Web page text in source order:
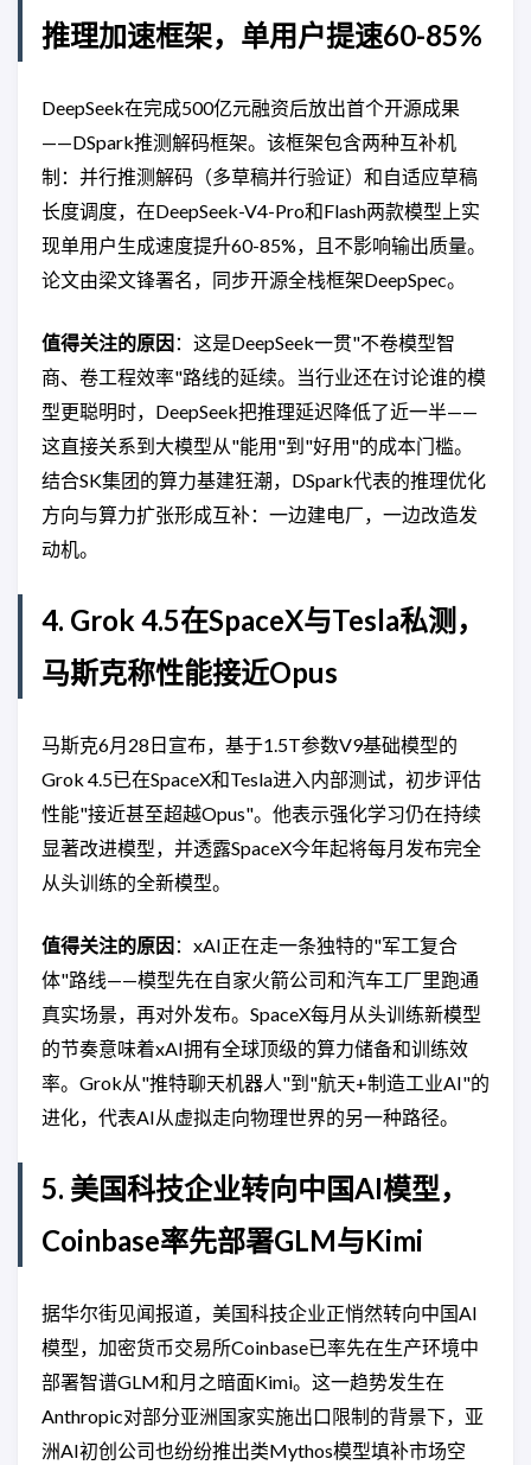
推理加速框架，单用户提速60-85%
DeepSeek在完成500亿元融资后放出首个开源成果
——DSpark推测解码框架。该框架包含两种互补机
制：并行推测解码（多草稿并行验证）和自适应草稿
长度调度，在DeepSeek-V4-Pro和Flash两款模型上实
现单用户生成速度提升60-85%，且不影响输出质量。
论文由梁文锋署名，同步开源全栈框架DeepSpec。
值得关注的原因：这是DeepSeek一贯"不卷模型智
商、卷工程效率"路线的延续。当行业还在讨论谁的模
型更聪明时，DeepSeek把推理延迟降低了近一半——
这直接关系到大模型从"能用"到"好用"的成本门槛。
结合SK集团的算力基建狂潮，DSpark代表的推理优化
方向与算力扩张形成互补：一边建电厂，一边改造发
动机。
4. Grok 4.5在SpaceX与Tesla私测，
马斯克称性能接近Opus
马斯克6月28日宣布，基于1.5T参数V9基础模型的
Grok 4.5已在SpaceX和Tesla进入内部测试，初步评估
性能"接近甚至超越Opus"。他表示强化学习仍在持续
显著改进模型，并透露SpaceX今年起将每月发布完全
从头训练的全新模型。
值得关注的原因：xAI正在走一条独特的"军工复合
体"路线——模型先在自家火箭公司和汽车工厂里跑通
真实场景，再对外发布。SpaceX每月从头训练新模型
的节奏意味着xAI拥有全球顶级的算力储备和训练效
率。Grok从"推特聊天机器人"到"航天+制造工业AI"的
进化，代表AI从虚拟走向物理世界的另一种路径。
5. 美国科技企业转向中国AI模型，
Coinbase率先部署GLM与Kimi
据华尔街见闻报道，美国科技企业正悄然转向中国AI
模型，加密货币交易所Coinbase已率先在生产环境中
部署智谱GLM和月之暗面Kimi。这一趋势发生在
Anthropic对部分亚洲国家实施出口限制的背景下，亚
洲AI初创公司也纷纷推出类Mythos模型填补市场空